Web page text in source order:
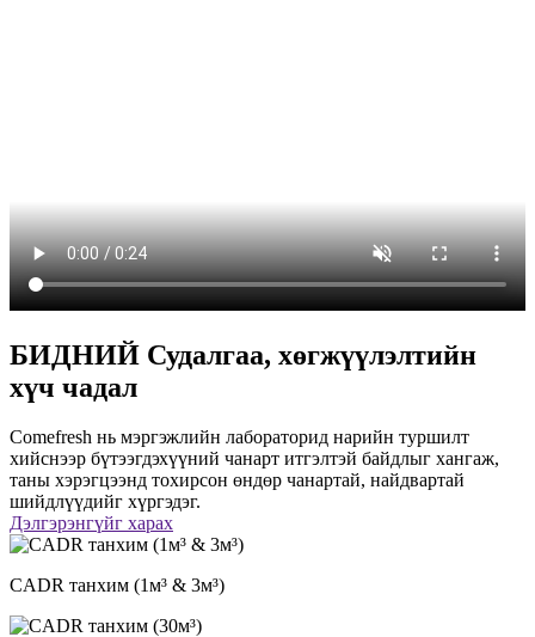
БИДНИЙ Судалгаа, хөгжүүлэлтийн
хүч чадал
Comefresh нь мэргэжлийн лабораторид нарийн туршилт
хийснээр бүтээгдэхүүний чанарт итгэлтэй байдлыг хангаж,
таны хэрэгцээнд тохирсон өндөр чанартай, найдвартай
шийдлүүдийг хүргэдэг.
Дэлгэрэнгүйг харах
CADR танхим (1м³ & 3м³)